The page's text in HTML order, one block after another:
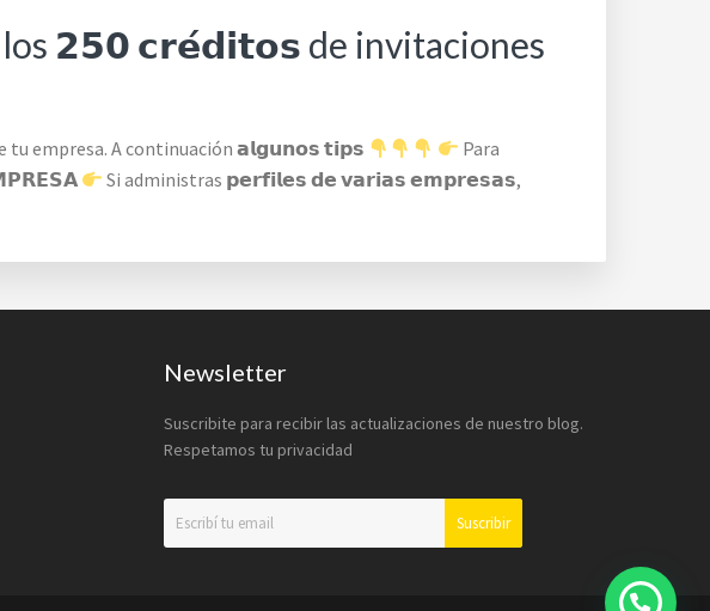
𝟮𝟱𝟬 𝗰𝗿𝗲́𝗱𝗶𝘁𝗼𝘀 de invitaciones
tu empresa. A continuación 𝗮𝗹𝗴𝘂𝗻𝗼𝘀 𝘁𝗶𝗽𝘀
Para
Si administras 𝗽𝗲𝗿𝗳𝗶𝗹𝗲𝘀 𝗱𝗲 𝘃𝗮𝗿𝗶𝗮𝘀 𝗲𝗺𝗽𝗿𝗲𝘀𝗮𝘀,
Newsletter
Suscribite para recibir las actualizaciones de nuestro blog.
Respetamos tu privacidad